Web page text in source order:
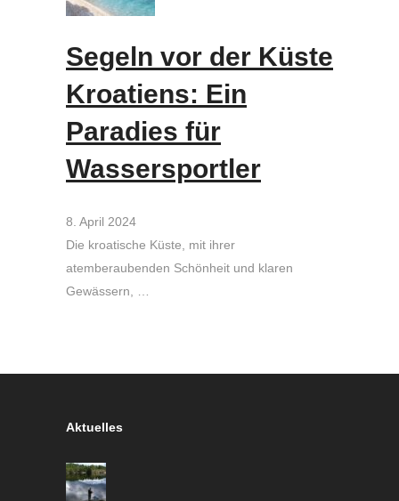
Segeln vor der Küste
Kroatiens: Ein
Paradies für
Wassersportler
8. April 2024
Die kroatische Küste, mit ihrer
atemberaubenden Schönheit und klaren
Gewässern, …
Aktuelles